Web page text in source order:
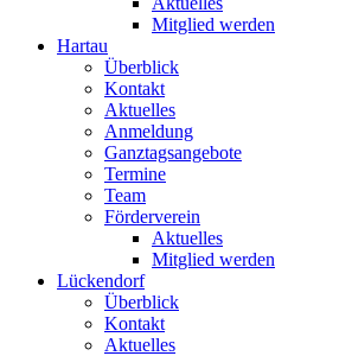
Mitglied werden
Hartau
Überblick
Kontakt
Aktuelles
Anmeldung
Ganztagsangebote
Termine
Team
Förderverein
Aktuelles
Mitglied werden
Lückendorf
Überblick
Kontakt
Aktuelles